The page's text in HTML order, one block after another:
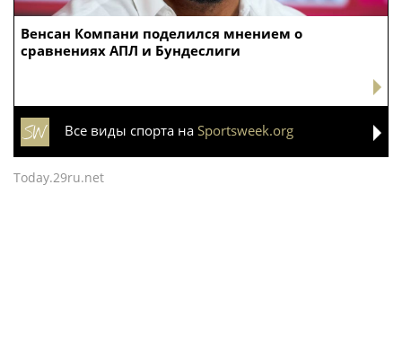
Венсан Компани поделился мнением о
сравнениях АПЛ и Бундеслиги
Все виды спорта на Sportsweek.org
Today.29ru.net